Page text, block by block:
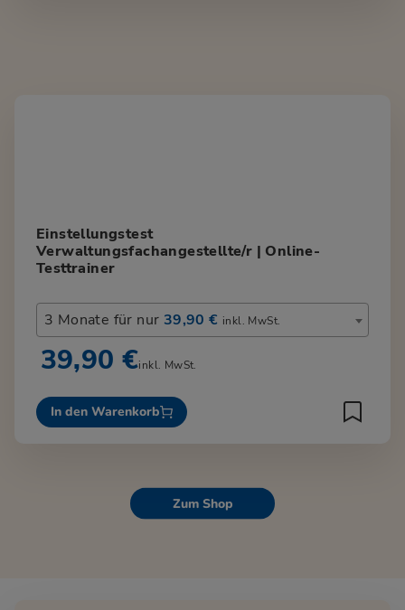
Einstellungstest
Verwaltungsfachangestellte/r | Online-
Testtrainer
3 Monate für nur 39,90 € inkl. MwSt.
39,90 €inkl. MwSt.
In den Warenkorb
Zum Shop